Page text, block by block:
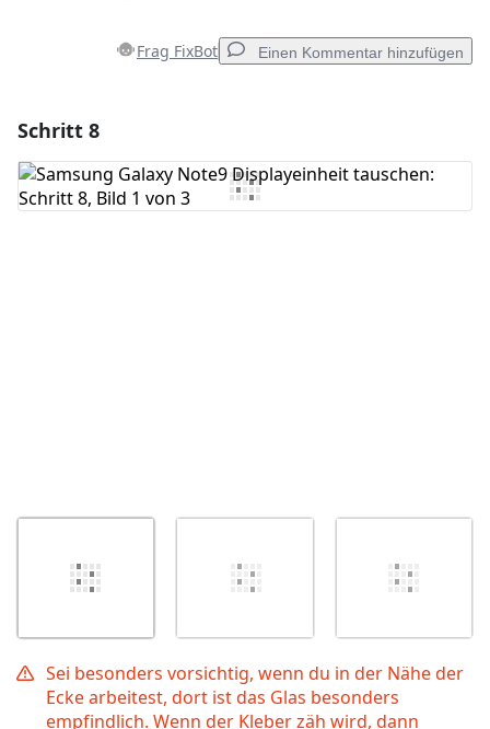
Frag FixBot Einen Kommentar hinzufügen
Kommentar hinzufügen
Schritt 8
Sei besonders vorsichtig, wenn du in der Nähe der
Ecke arbeitest, dort ist das Glas besonders
empfindlich. Wenn der Kleber zäh wird, dann